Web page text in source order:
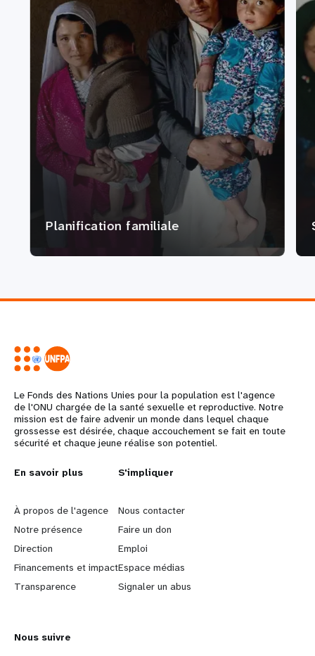
Planification familiale
Le Fonds des Nations Unies pour la population est l'agence
de l'ONU chargée de la santé sexuelle et reproductive. Notre
mission est de faire advenir un monde dans lequel chaque
grossesse est désirée, chaque accouchement se fait en toute
sécurité et chaque jeune réalise son potentiel.
L
e
a
r
n
o
En savoir plus
À propos de l'agence
Notre présence
Direction
Financements et impact
Transparence
G
o
b
e
y
S'impliquer
Nous contacter
Faire un don
Emploi
Espace médias
Signaler un abus
Nous suivre